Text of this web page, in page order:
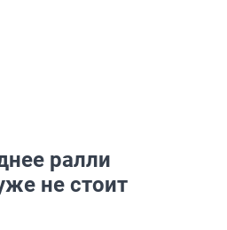
ралли
не стоит